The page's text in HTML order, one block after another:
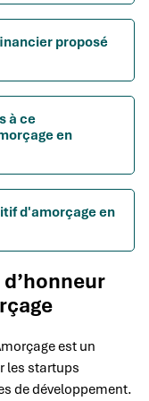
proposé
à ce
en
d'amorçage en
est un
les startups
de développement.